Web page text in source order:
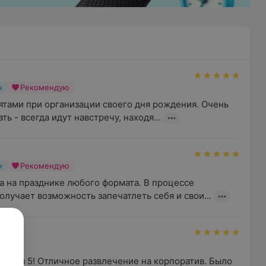
Рекомендую
при организации своего дня рождения. Очень
- всегда идут навстречу, находя...
Рекомендую
на празднике любого формата. В процессе
возможность запечатлеть себя и свои...
5 из 5! Отличное развлечение на корпоратив. Было